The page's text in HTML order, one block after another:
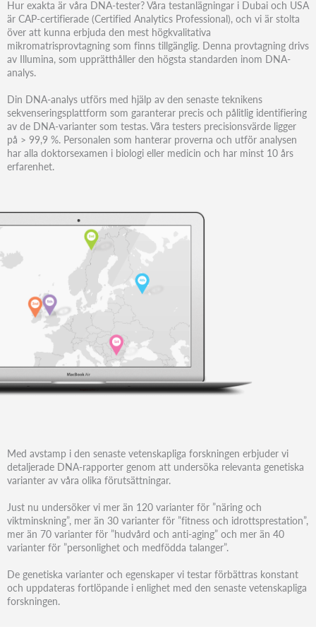
Hur exakta är våra DNA-tester? Våra testanlägningar i Dubai och USA
är CAP-certifierade (Certified Analytics Professional), och vi är stolta
över att kunna erbjuda den mest högkvalitativa
mikromatrisprovtagning som finns tillgänglig. Denna provtagning drivs
av Illumina, som upprätthåller den högsta standarden inom DNA-
analys.
Din DNA-analys utförs med hjälp av den senaste teknikens
sekvenseringsplattform som garanterar precis och pålitlig identifiering
av de DNA-varianter som testas. Våra testers precisionsvärde ligger
på > 99,9 %. Personalen som hanterar proverna och utför analysen
har alla doktorsexamen i biologi eller medicin och har minst 10 års
erfarenhet.
Med avstamp i den senaste vetenskapliga forskningen erbjuder vi
detaljerade DNA-rapporter genom att undersöka relevanta genetiska
varianter av våra olika förutsättningar.
Just nu undersöker vi mer än 120 varianter för ”näring och
viktminskning”, mer än 30 varianter för ”fitness och idrottsprestation”,
mer än 70 varianter för ”hudvård och anti-aging” och mer än 40
varianter för ”personlighet och medfödda talanger”.
De genetiska varianter och egenskaper vi testar förbättras konstant
och uppdateras fortlöpande i enlighet med den senaste vetenskapliga
forskningen.